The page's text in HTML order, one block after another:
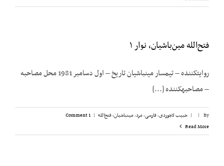
فتح‌الله مین‌باشیان، نوار ۱
روایت­کننده – تیمسار مین­باشیان تاریخ – اول دسامبر 1981 محل مصاحبه
– مصاحبه­کننده [...]
By
|
| حبیب لاجوردی,فارسی,مرد,مینباشیان، فتح‌الله |
1 Comment
Read More